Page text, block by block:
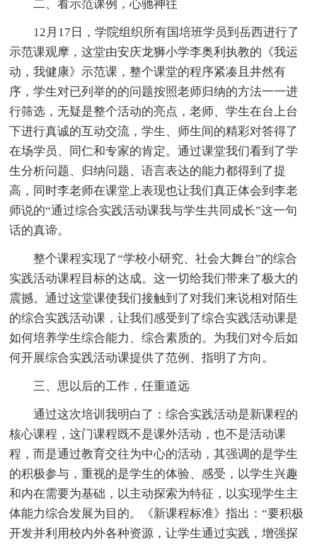
二、看示范课例，心驰神往
12月17日，学院组织所有国培班学员到岳西进行了
示范课观摩，这堂由安庆龙狮小学李奥利执教的《我运
动，我健康》示范课，整个课堂的程序紧凑且井然有
序，学生对已列举的的问题按照老师归纳的方法一一进
行筛选，无疑是整个活动的亮点，老师、学生在台上台
下进行真诚的互动交流，学生、师生间的精彩对答得了
在场学员、同仁和专家的肯定。通过课堂我们看到了学
生分析问题、归纳问题、语言表达的能力都得到了提
高，同时李老师在课堂上表现也让我们真正体会到李老
师说的“通过综合实践活动课我与学生共同成长”这一句
话的真谛。
整个课程实现了“学校小研究、社会大舞台”的综合
实践活动课程目标的达成。这一切给我们带来了极大的
震撼。通过这堂课使我们接触到了对我们来说相对陌生
的综合实践活动课，让我们感受到了综合实践活动课是
如何培养学生综合能力、综合素质的。为我们对今后如
何开展综合实践活动课提供了范例、指明了方向。
三、思以后的工作，任重道远
通过这次培训我明白了：综合实践活动是新课程的
核心课程，这门课程既不是课外活动，也不是活动课
程，而是通过教育交往为中心的活动，其强调的是学生
的积极参与，重视的是学生的体验、感受，以学生兴趣
和内在需要为基础，以主动探索为特征，以实现学生主
体能力综合发展为目的。《新课程标准》指出：“要积极
开发并利用校内外各种资源，让学生通过实践，增强探